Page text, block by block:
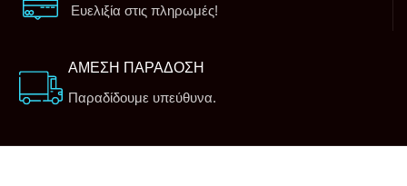
Ευελιξία στις πληρωμές!
ΑΜΕΣΗ ΠΑΡΑΔΟΣΗ
Παραδίδουμε υπεύθυνα.